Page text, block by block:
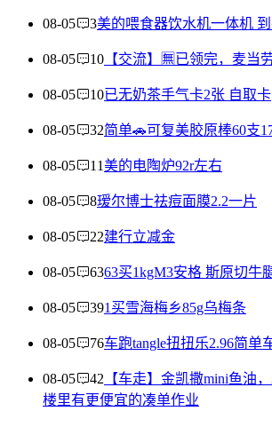
08-05 3美的喂食器饮水机一体机
08-05 10 【交流】🈚已领完，麦当
08-05 10已无奶茶手气卡2张 自取卡
08-05 32简单🚗可复美胶原棒60支
08-05 11美的电陶炉92r左右
08-05 8瑷尔博士祛痘面膜2.2一片
08-05 22建行立减金
08-05 6363买1kgM3安格 斯原切牛
08-05 391买雪海梅乡85g乌梅条
08-05 76车跑tangle扭扭乐2.96简单
08-05 42 【车走】金凯撒mini鱼油
楼里有更便宜的凑单作业